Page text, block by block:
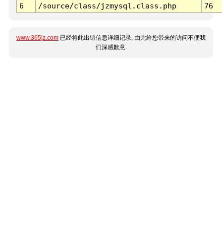
6
/source/class/jzmysql.class.php 76
www.365jz.com 已经将此出错信息详细记录, 由此给您带来的访问不便我
们深感歉意.